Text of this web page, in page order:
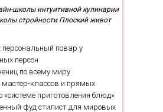
персональный повар у
персон
по всему миру
мастер-классов и прямых
«системе приготовления блюд»
фуд стилист для мировых
школы интуитивной кулинарии
стройности Плоский живот